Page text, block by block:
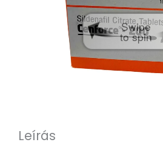
Swipe
to spin
Leírás